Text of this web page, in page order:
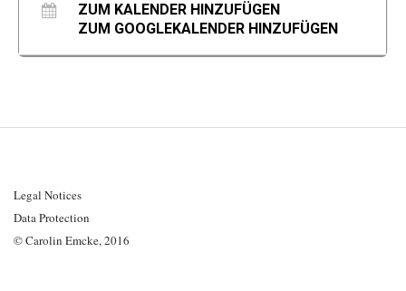
ZUM KALENDER HINZUFÜGEN
ZUM GOOGLEKALENDER HINZUFÜGEN
Legal Notices
Data Protection
© Carolin Emcke, 2016